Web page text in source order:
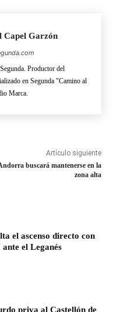
Capel Garzón
Productor del
en Segunda "Camino al
Marca.
Artículo siguiente
buscará mantenerse en la
zona alta
el ascenso directo con
ante el Leganés
priva al Castellón de